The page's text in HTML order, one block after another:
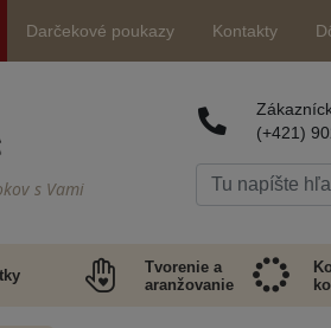
Darčekové poukazy Kontakty
s Vami
(+421)
Tvorenie a
aranžovanie